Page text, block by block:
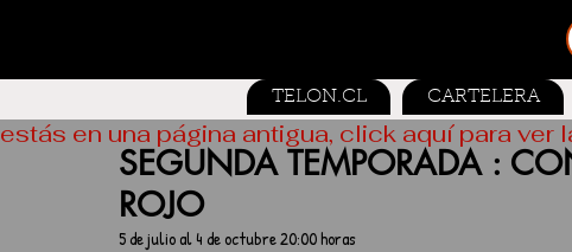
TELON.CL CARTELERA
SEGUNDA TEMPORADA :
ROJO
5 de julio al 4 de octubre 20:00 horas
estás en una página antigua, click aquí para ver